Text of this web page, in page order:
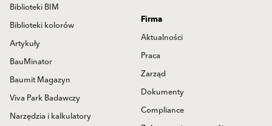
Biblioteki BIM
Biblioteki kolorów
Artykuły
BauMinator
Baumit Magazyn
Viva Park Badawczy
Narzędzia i kalkulatory
Firma
Aktualności
Praca
Zarząd
Dokumenty
Compliance